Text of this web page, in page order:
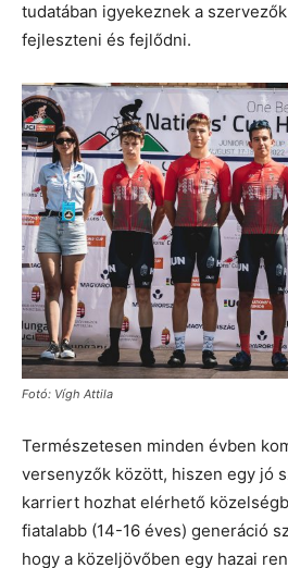
tudatában igyekeznek a
fejleszteni és fejlődni.
Fotó: Vígh Attila
Természetesen minden évben
versenyzők között, hiszen egy jó
karriert hozhat elérhető
fiatalabb (14-16 éves) generáció
hogy a közeljövőben egy hazai